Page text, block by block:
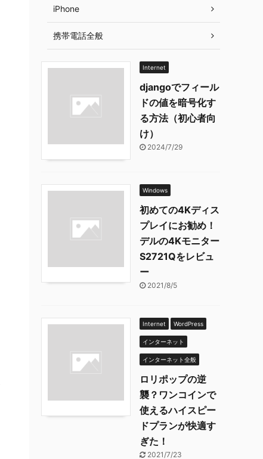
iPhone
携帯電話全般
Internet
djangoでフィール
ドの値を暗号化す
る方法（初心者向
け）
2024/7/29
Windows
初めての4Kディス
プレイにお勧め！
デルの4Kモニター
S2721Qをレビュ
ー
2021/8/5
Internet WordPress
インターネット
インターネット全般
ロリポップの逆
襲？ワンコインで
使えるハイスピー
ドプランが快適す
ぎた！
2021/7/23